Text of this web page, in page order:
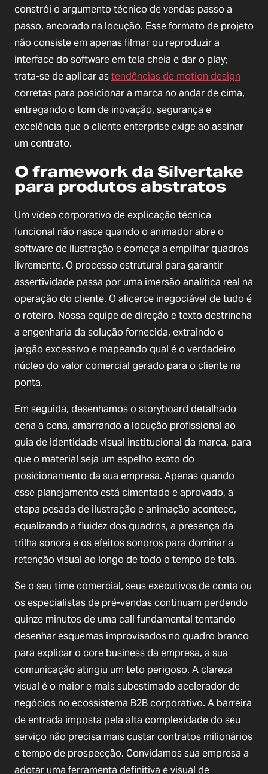
constrói o argumento técnico de vendas passo a
passo, ancorado na locução. Esse formato de projeto
não consiste em apenas filmar ou reproduzir a
interface do software em tela cheia e dar o play;
trata-se de aplicar astendências de motion design
corretas para posicionar a marca no andar de cima,
entregando o tom de inovação, segurança e
excelência que o cliente enterprise exige ao assinar
um contrato.
O framework da Silvertake
para produtos abstratos
Um vídeo corporativo de explicação técnica
funcional não nasce quando o animador abre o
software de ilustração e começa a empilhar quadros
livremente. O processo estrutural para garantir
assertividade passa por uma imersão analítica real na
operação do cliente. O alicerce inegociável de tudo é
o roteiro. Nossa equipe de direção e texto destrincha
a engenharia da solução fornecida, extraindo o
jargão excessivo e mapeando qual é o verdadeiro
núcleo do valor comercial gerado para o cliente na
ponta.
Em seguida, desenhamos o storyboard detalhado
cena a cena, amarrando a locução profissional ao
guia de identidade visual institucional da marca, para
que o material seja um espelho exato do
posicionamento da sua empresa. Apenas quando
esse planejamento está cimentado e aprovado, a
etapa pesada de ilustração e animação acontece,
equalizando a fluidez dos quadros, a presença da
trilha sonora e os efeitos sonoros para dominar a
retenção visual ao longo de todo o tempo de tela.
Se o seu time comercial, seus executivos de conta ou
os especialistas de pré-vendas continuam perdendo
quinze minutos de uma call fundamental tentando
desenhar esquemas improvisados no quadro branco
para explicar o core business da empresa, a sua
comunicação atingiu um teto perigoso. A clareza
visual é o maior e mais subestimado acelerador de
negócios no ecossistema B2B corporativo. A barreira
de entrada imposta pela alta complexidade do seu
serviço não precisa mais custar contratos milionários
e tempo de prospecção. Convidamos sua empresa a
adotar uma ferramenta definitiva e visual de